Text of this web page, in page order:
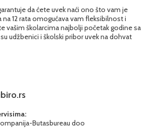
da ćete uvek naći ono što vam je
12 rata omogućava vam fleksibilnost i
vašim školarcima najbolji početak godine sa
udžbenici i školski pribor uvek na dohvat
Butasbureau doo